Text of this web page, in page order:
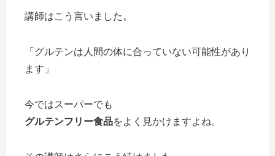
講師はこう言いました。
「グルテンは人間の体に合っていない可能性があり
ます」
今ではスーパーでも
グルテンフリー食品をよく見かけますよね。